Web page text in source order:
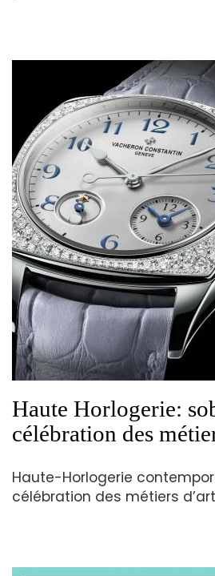
Haute Horlogerie:
célébration des
Haute-Horlogerie
célébration des métiers